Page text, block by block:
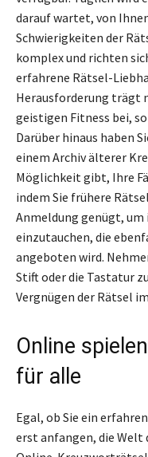
darauf wartet, von
Schwierigkeiten der
komplex und richten
erfahrene Rätsel-
Herausforderung trägt
geistigen Fitness bei,
Darüber hinaus haben
einem Archiv älterer
Möglichkeit gibt, Ihre
indem Sie frühere
Anmeldung genügt, um
einzutauchen, die
angeboten wird.
Stift oder die Tastatur
Vergnügen der Rätsel
Online
für alle
Egal, ob Sie ein
erst anfangen, die Welt